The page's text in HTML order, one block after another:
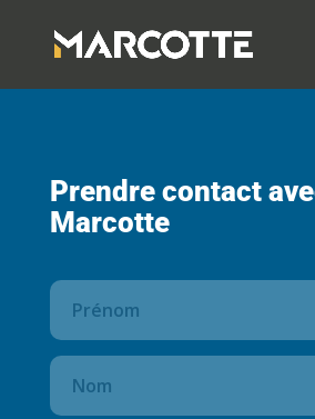
Prendre contact
Marcotte